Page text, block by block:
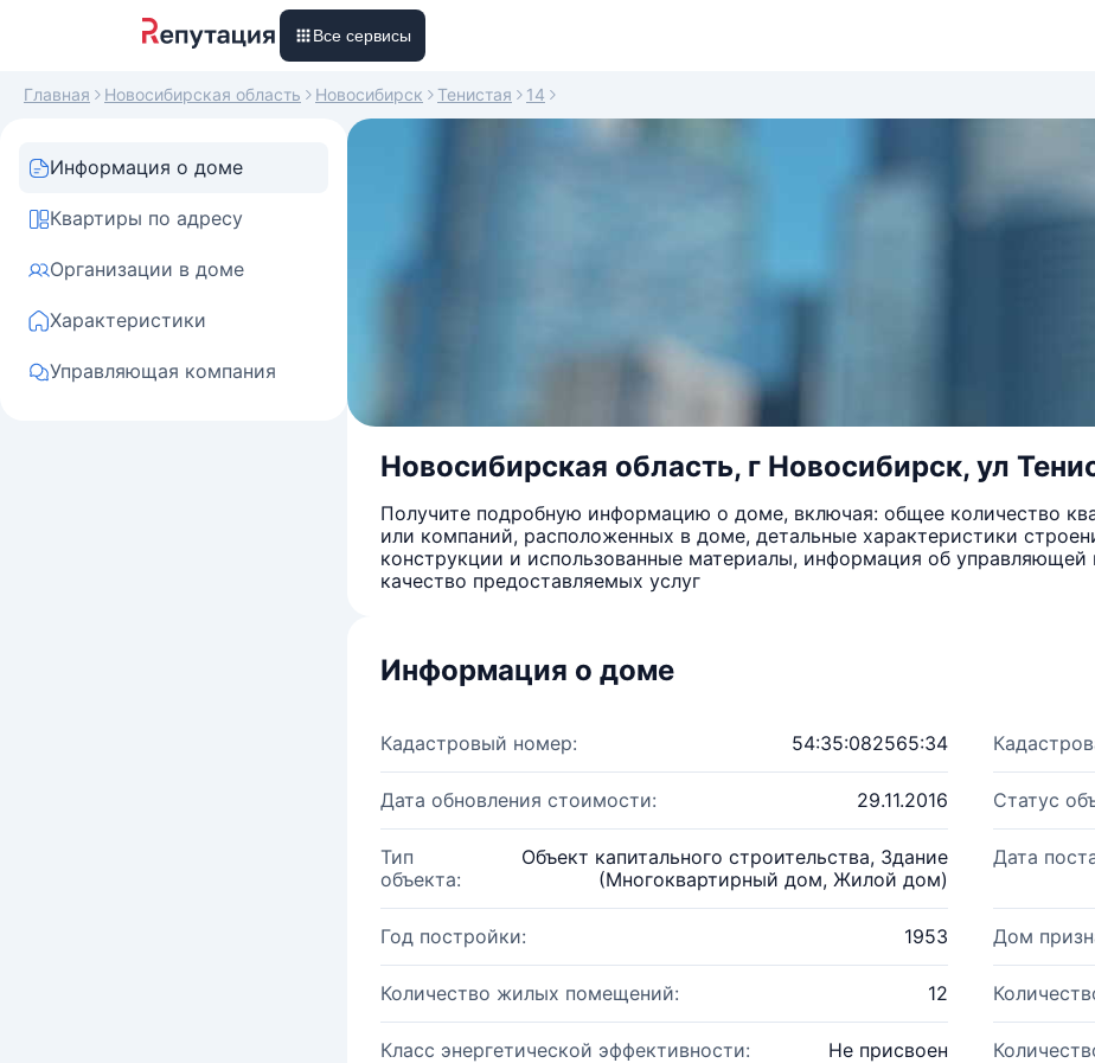
Все сервисы
Главная Новосибирская область Новосибирск Тенистая 14
Информация о доме
Квартиры по адресу
Организации в доме
Характеристики
Управляющая компания
Новосибирская область, г Новосибирск, ул
Получите подробную информацию о доме, включая: общее количество
или компаний, расположенных в доме, детальные характеристики
конструкции и использованные материалы, информация об управляющей
качество предоставляемых услуг
Информация о доме
Кадастровый номер: 54:35:082565:34
Дата обновления стоимости: 29.11.2016 Статус
Тип
объекта:
Объект капитального строительства, Здание
(Многоквартирный дом, Жилой дом)
Дата
Год постройки: 1953 Дом
Количество жилых помещений: 12
Класс энергетической эффективности: Не присвоен